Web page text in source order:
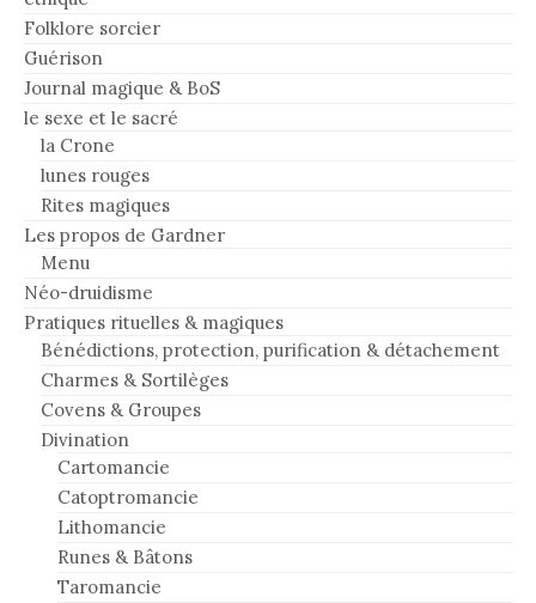
Folklore sorcier
Guérison
Journal magique & BoS
le sexe et le sacré
la Crone
lunes rouges
Rites magiques
Les propos de Gardner
Menu
Néo-druidisme
Pratiques rituelles & magiques
Bénédictions, protection, purification & détachement
Charmes & Sortilèges
Covens & Groupes
Divination
Cartomancie
Catoptromancie
Lithomancie
Runes & Bâtons
Taromancie